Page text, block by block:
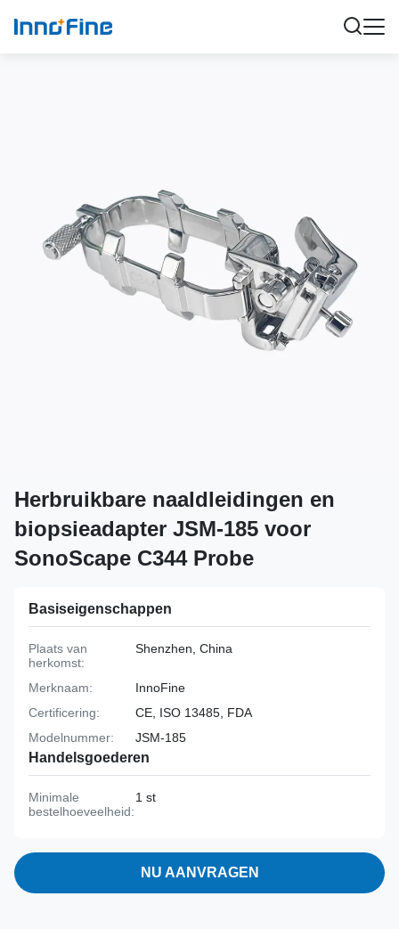
Herbruikbare naaldleidingen en
biopsieadapter JSM-185 voor
SonoScape C344 Probe
Basiseigenschappen
Plaats van
herkomst:
Shenzhen, China
Merknaam:
InnoFine
Certificering:
CE, ISO 13485, FDA
Modelnummer:
JSM-185
Handelsgoederen
Minimale
bestelhoeveelheid:
1 st
NU AANVRAGEN